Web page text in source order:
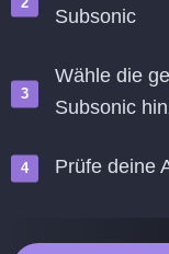
Subsonic
Wähle die
Subsonic
Prüfe deine